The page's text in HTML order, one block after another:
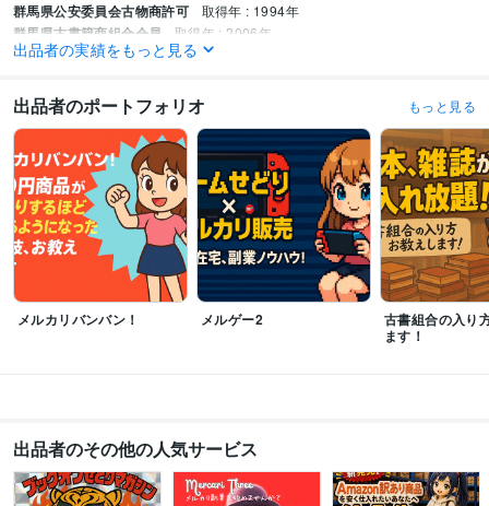
群馬県公安委員会古物商許可 取得年 : 1994年
群馬県古書籍商組合会員 取得年 : 2006年
日本の古本屋会員 取得年 : 2006年
得意分野
資産運用・副業の相談 せどり、メルカリ販売ノウハウ
ブログアフィリエ
イト
メルマガ配信
せどり、アフィリ
出品者の実績をもっと見る
出品者のポートフォリオ もっと見る
メルカリバンバン！ メルゲー2
古書組合の入り
ます！
出品者のその他の人気サービス